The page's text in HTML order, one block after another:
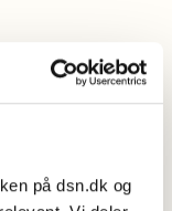
på dsn.dk og